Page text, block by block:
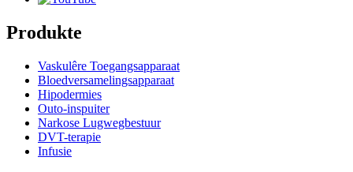
Produkte
Vaskulêre Toegangsapparaat
Bloedversamelingsapparaat
Hipodermies
Outo-inspuiter
Narkose Lugwegbestuur
DVT-terapie
Infusie